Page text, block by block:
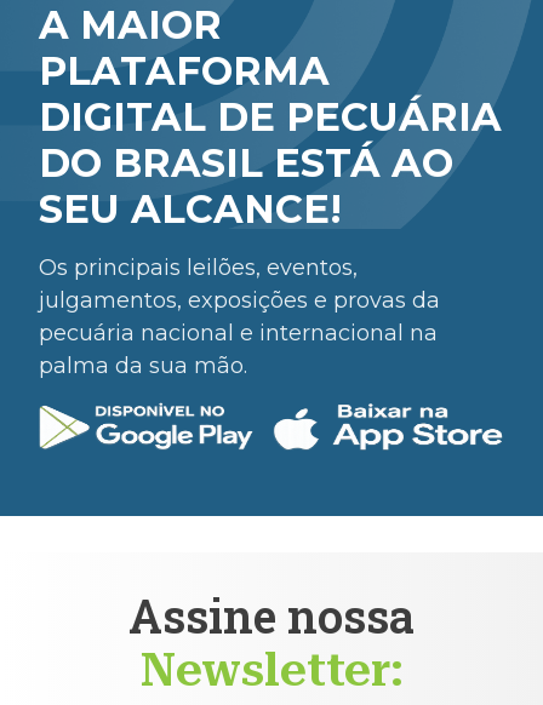
A MAIOR
PLATAFORMA
DIGITAL DE PECUÁRIA
DO BRASIL ESTÁ AO
SEU ALCANCE!
Os principais leilões, eventos,
julgamentos, exposições e provas da
pecuária nacional e internacional na
palma da sua mão.
Assine nossa
Newsletter: